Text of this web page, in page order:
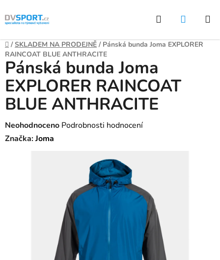
Přejít
na
Hledat
Domů
/ SKLADEM NA PRODEJNĚ / Pánská bunda Joma EXPLORER
RAINCOAT BLUE ANTHRACITE
Pánská bunda Joma
EXPLORER RAINCOAT
BLUE ANTHRACITE
Průměrné
hodnocení
Neohodnoceno Podrobnosti hodnocení
Značka:Joma